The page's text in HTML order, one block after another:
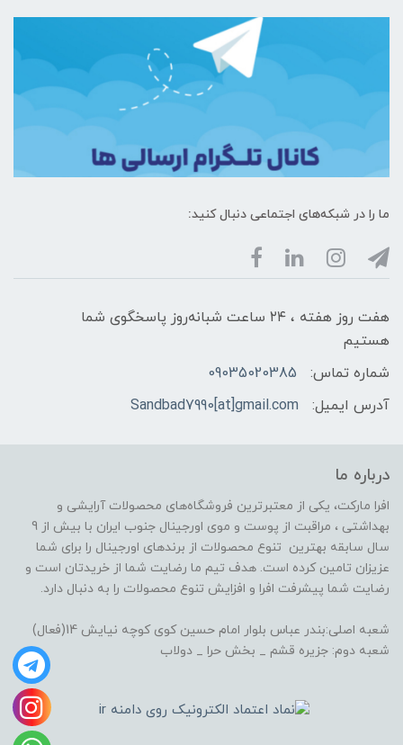
ما را در شبکه‌های اجتماعی دنبال کنید:
هفت روز هفته ، ۲۴ ساعت شبانه‌روز پاسخگوی شما
هستیم
شماره تماس:
09035020385
آدرس ایمیل:
Sandbad7990[at]gmail.com
درباره ما
افرا مارکت، یکی از معتبرترین فروشگاه‌های محصولات آرایشی و
بهداشتی ، مراقبت از پوست و موی اورجینال جنوب ایران با بیش از 9
سال سابقه بهترین تنوع محصولات از برندهای اورجینال را برای شما
عزیزان تامین کرده است. هدف تیم ما رضایت شما از خریدتان است و
رضایت شما پیشرفت افرا و افزایش تنوع محصولات را به دنبال دارد.
شعبه اصلی:بندر عباس بلوار امام حسین کوی کوچه نیایش 14(فعال)
شعبه دوم: جزیره قشم _ بخش حرا _ دولاب